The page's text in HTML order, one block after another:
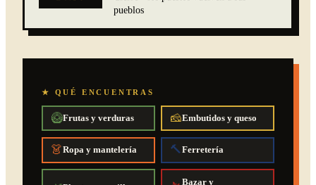
pueblos
★ QUÉ ENCUENTRAS
🥝Frutas y verduras 🧀Embutidos y queso
👗Ropa y mantelería 🔨Ferretería
Bazar y